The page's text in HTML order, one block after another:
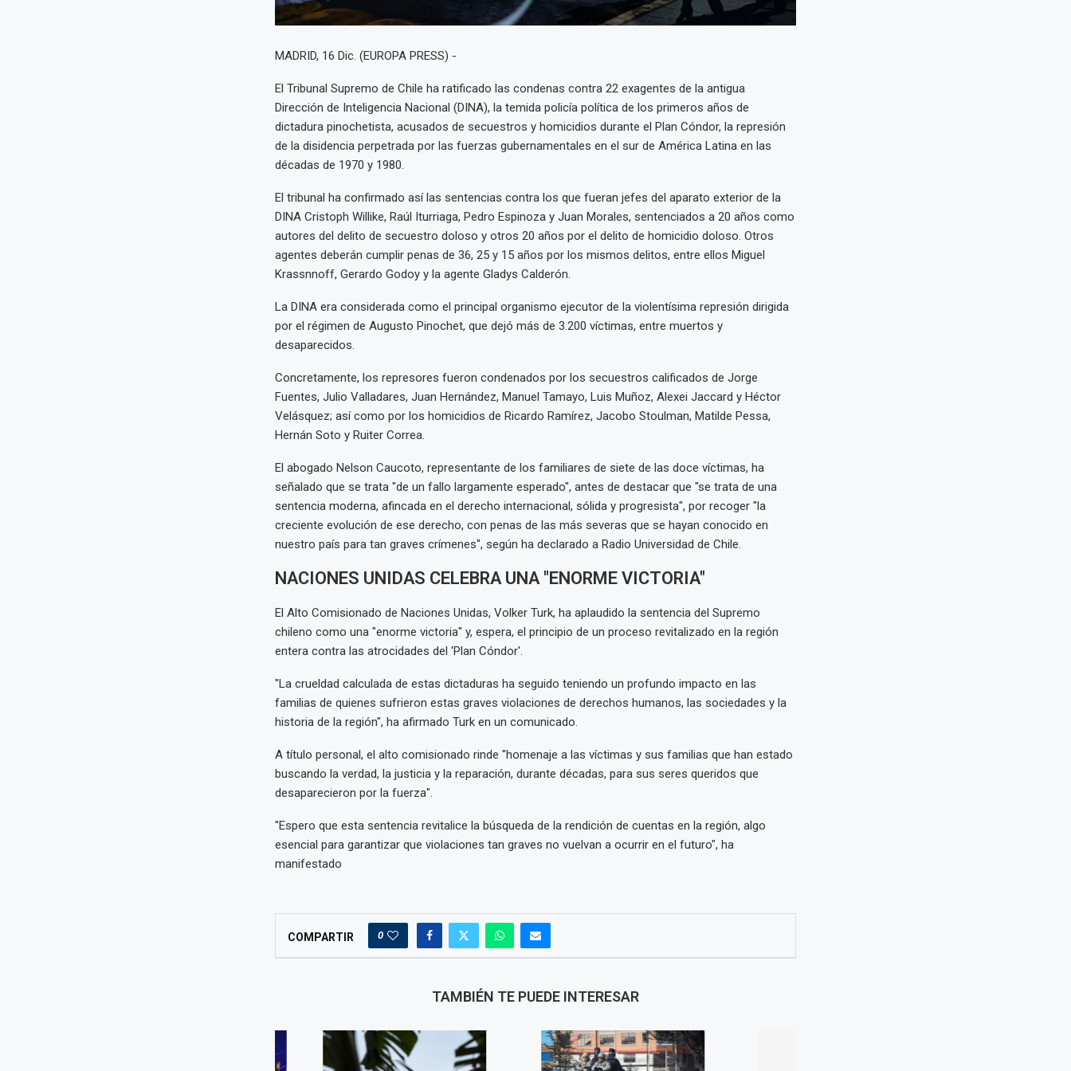
MADRID, 16 Dic. (EUROPA PRESS) -
El Tribunal Supremo de Chile ha ratificado las condenas contra 22 exagentes de la antigua
Dirección de Inteligencia Nacional (DINA), la temida policía política de los primeros años de
dictadura pinochetista, acusados de secuestros y homicidios durante el Plan Cóndor, la represión
de la disidencia perpetrada por las fuerzas gubernamentales en el sur de América Latina en las
décadas de 1970 y 1980.
El tribunal ha confirmado así las sentencias contra los que fueran jefes del aparato exterior de la
DINA Cristoph Willike, Raúl Iturriaga, Pedro Espinoza y Juan Morales, sentenciados a 20 años como
autores del delito de secuestro doloso y otros 20 años por el delito de homicidio doloso. Otros
agentes deberán cumplir penas de 36, 25 y 15 años por los mismos delitos, entre ellos Miguel
Krassnnoff, Gerardo Godoy y la agente Gladys Calderón.
La DINA era considerada como el principal organismo ejecutor de la violentísima represión dirigida
por el régimen de Augusto Pinochet, que dejó más de 3.200 víctimas, entre muertos y
desaparecidos.
Concretamente, los represores fueron condenados por los secuestros calificados de Jorge
Fuentes, Julio Valladares, Juan Hernández, Manuel Tamayo, Luis Muñoz, Alexei Jaccard y Héctor
Velásquez; así como por los homicidios de Ricardo Ramírez, Jacobo Stoulman, Matilde Pessa,
Hernán Soto y Ruiter Correa.
El abogado Nelson Caucoto, representante de los familiares de siete de las doce víctimas, ha
señalado que se trata "de un fallo largamente esperado", antes de destacar que "se trata de una
sentencia moderna, afincada en el derecho internacional, sólida y progresista", por recoger "la
creciente evolución de ese derecho, con penas de las más severas que se hayan conocido en
nuestro país para tan graves crímenes", según ha declarado a Radio Universidad de Chile.
NACIONES UNIDAS CELEBRA UNA "ENORME VICTORIA"
El Alto Comisionado de Naciones Unidas, Volker Turk, ha aplaudido la sentencia del Supremo
chileno como una "enorme victoria" y, espera, el principio de un proceso revitalizado en la región
entera contra las atrocidades del 'Plan Cóndor'.
"La crueldad calculada de estas dictaduras ha seguido teniendo un profundo impacto en las
familias de quienes sufrieron estas graves violaciones de derechos humanos, las sociedades y la
historia de la región", ha afirmado Turk en un comunicado.
A título personal, el alto comisionado rinde "homenaje a las víctimas y sus familias que han estado
buscando la verdad, la justicia y la reparación, durante décadas, para sus seres queridos que
desaparecieron por la fuerza".
"Espero que esta sentencia revitalice la búsqueda de la rendición de cuentas en la región, algo
esencial para garantizar que violaciones tan graves no vuelvan a ocurrir en el futuro", ha
manifestado
COMPARTIR 0
TAMBIÉN TE PUEDE INTERESAR